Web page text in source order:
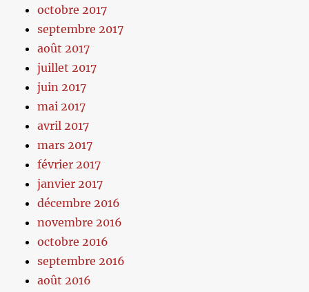
octobre 2017
septembre 2017
août 2017
juillet 2017
juin 2017
mai 2017
avril 2017
mars 2017
février 2017
janvier 2017
décembre 2016
novembre 2016
octobre 2016
septembre 2016
août 2016